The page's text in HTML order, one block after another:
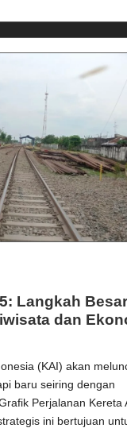
Langkah
dan
(KAI) akan
baru seiring dengan
Perjalanan Kereta
ini bertujuan